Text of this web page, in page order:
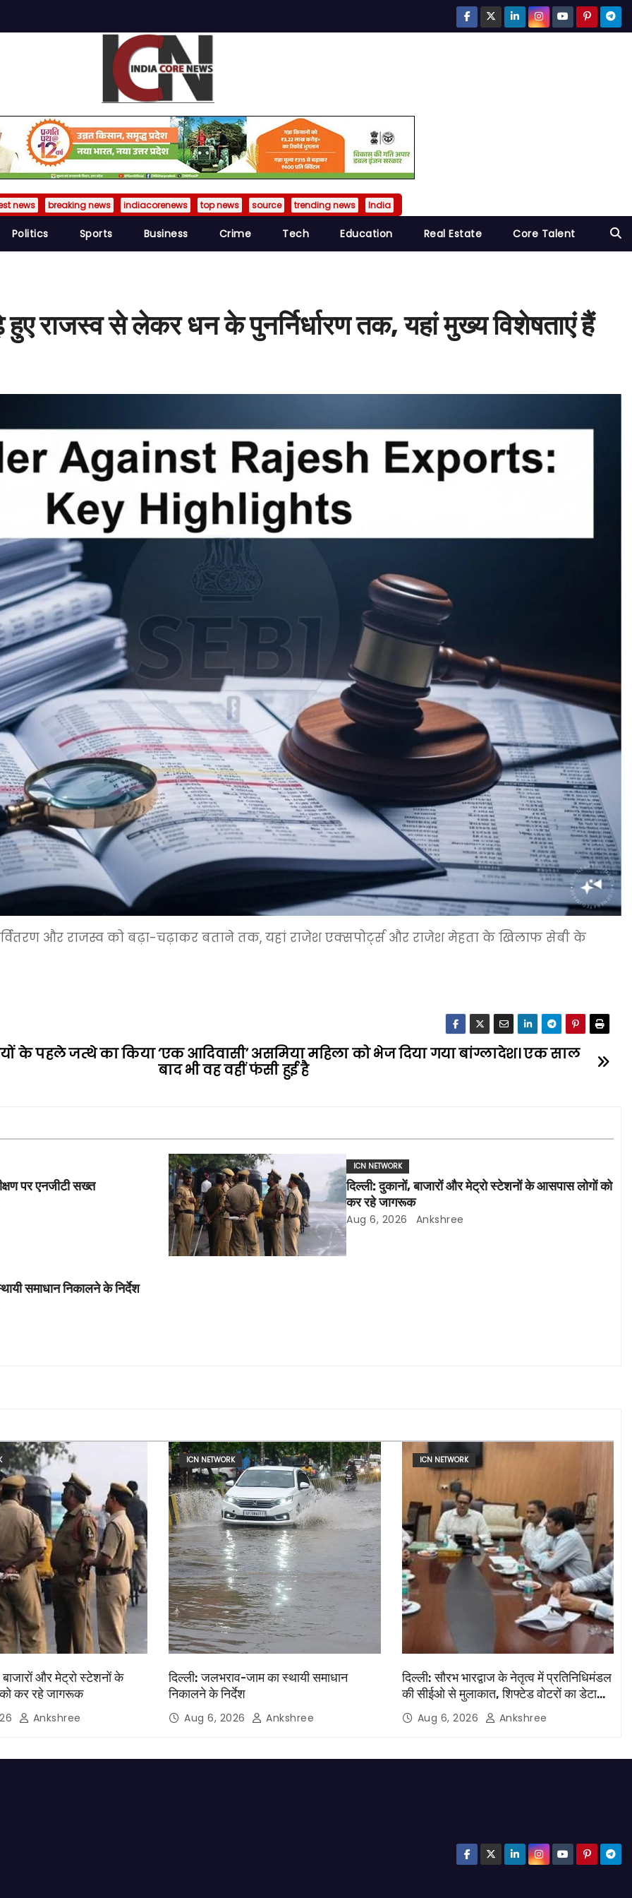
news breaking news indiacorenews top news source trending news India
Politics Sports Business Crime Tech Education Real Estate Core Talent
राजस्व से लेकर धन के पुनर्निर्धारण तक, यहां मुख्य विशेषताएं हैं
और राजस्व को बढ़ा-चढ़ाकर बताने तक, यहां राजेश एक्सपोर्ट्स और राजेश मेहता के खिलाफ सेबी के
‘एक आदिवासी’ असमिया महिला को भेज दिया गया बांग्लादेश। एक साल
बाद भी वह वहीं फंसी हुई है
के पहले जत्थे का किया
पर एनजीटी सख्त
ICN NETWORK
दिल्ली: दुकानों, बाजारों और मेट्रो स्टेशनों के आसपास लोगों को
कर रहे जागरूक
Aug 6, 2026 Ankshree
समाधान निकालने के निर्देश
बाजारों और मेट्रो स्टेशनों के
कर रहे जागरूक
Ankshree
ICN NETWORK
दिल्ली: जलभराव-जाम का स्थायी समाधान
निकालने के निर्देश
Aug 6, 2026 Ankshree
ICN NETWORK
दिल्ली: सौरभ भारद्वाज के नेतृत्व में प्रतिनिधिमंडल
की सीईओ से मुलाकात, शिफ्टेड वोटरों का डेटा
मांगा Aug 6, 2026 Ankshree